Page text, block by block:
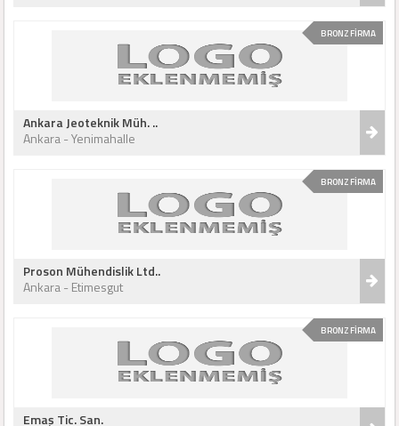
BRONZ FİRMA
Ankara Jeoteknik Müh. ..
Ankara - Yenimahalle
BRONZ FİRMA
Proson Mühendislik Ltd..
Ankara - Etimesgut
BRONZ FİRMA
Emaş Tic. San.